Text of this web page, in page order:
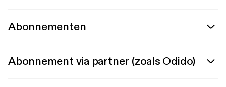
Abonnementen
Abonnement via partner (zoals Odido)